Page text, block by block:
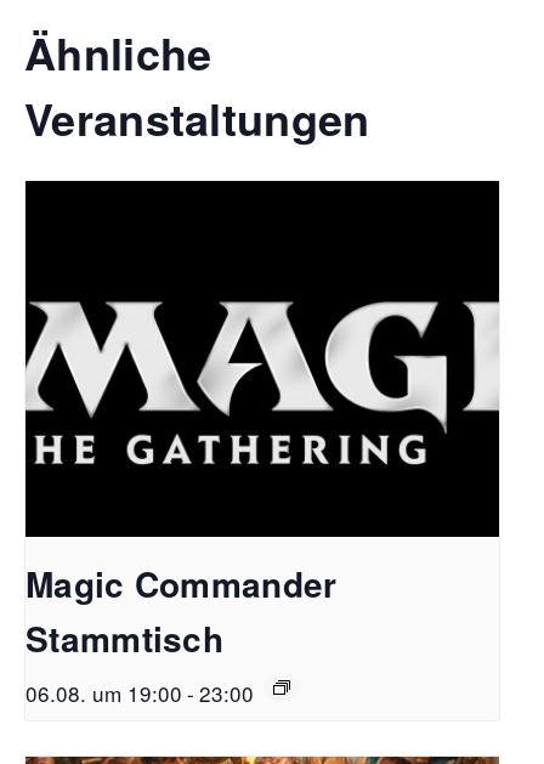
Ähnliche
Veranstaltungen
Magic Commander
Stammtisch
06.08. um 19:00 - 23:00